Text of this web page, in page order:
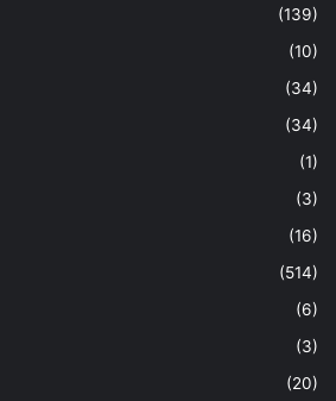
(139)
(10)
(34)
(34)
(1)
(3)
(16)
(514)
(6)
(3)
(20)